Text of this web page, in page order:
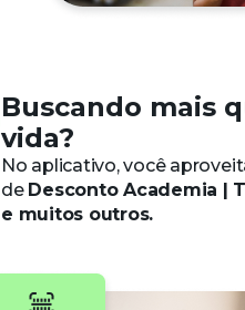
Buscando mais
vida?
No aplicativo, você
de Desconto Academia |
e muitos outros.